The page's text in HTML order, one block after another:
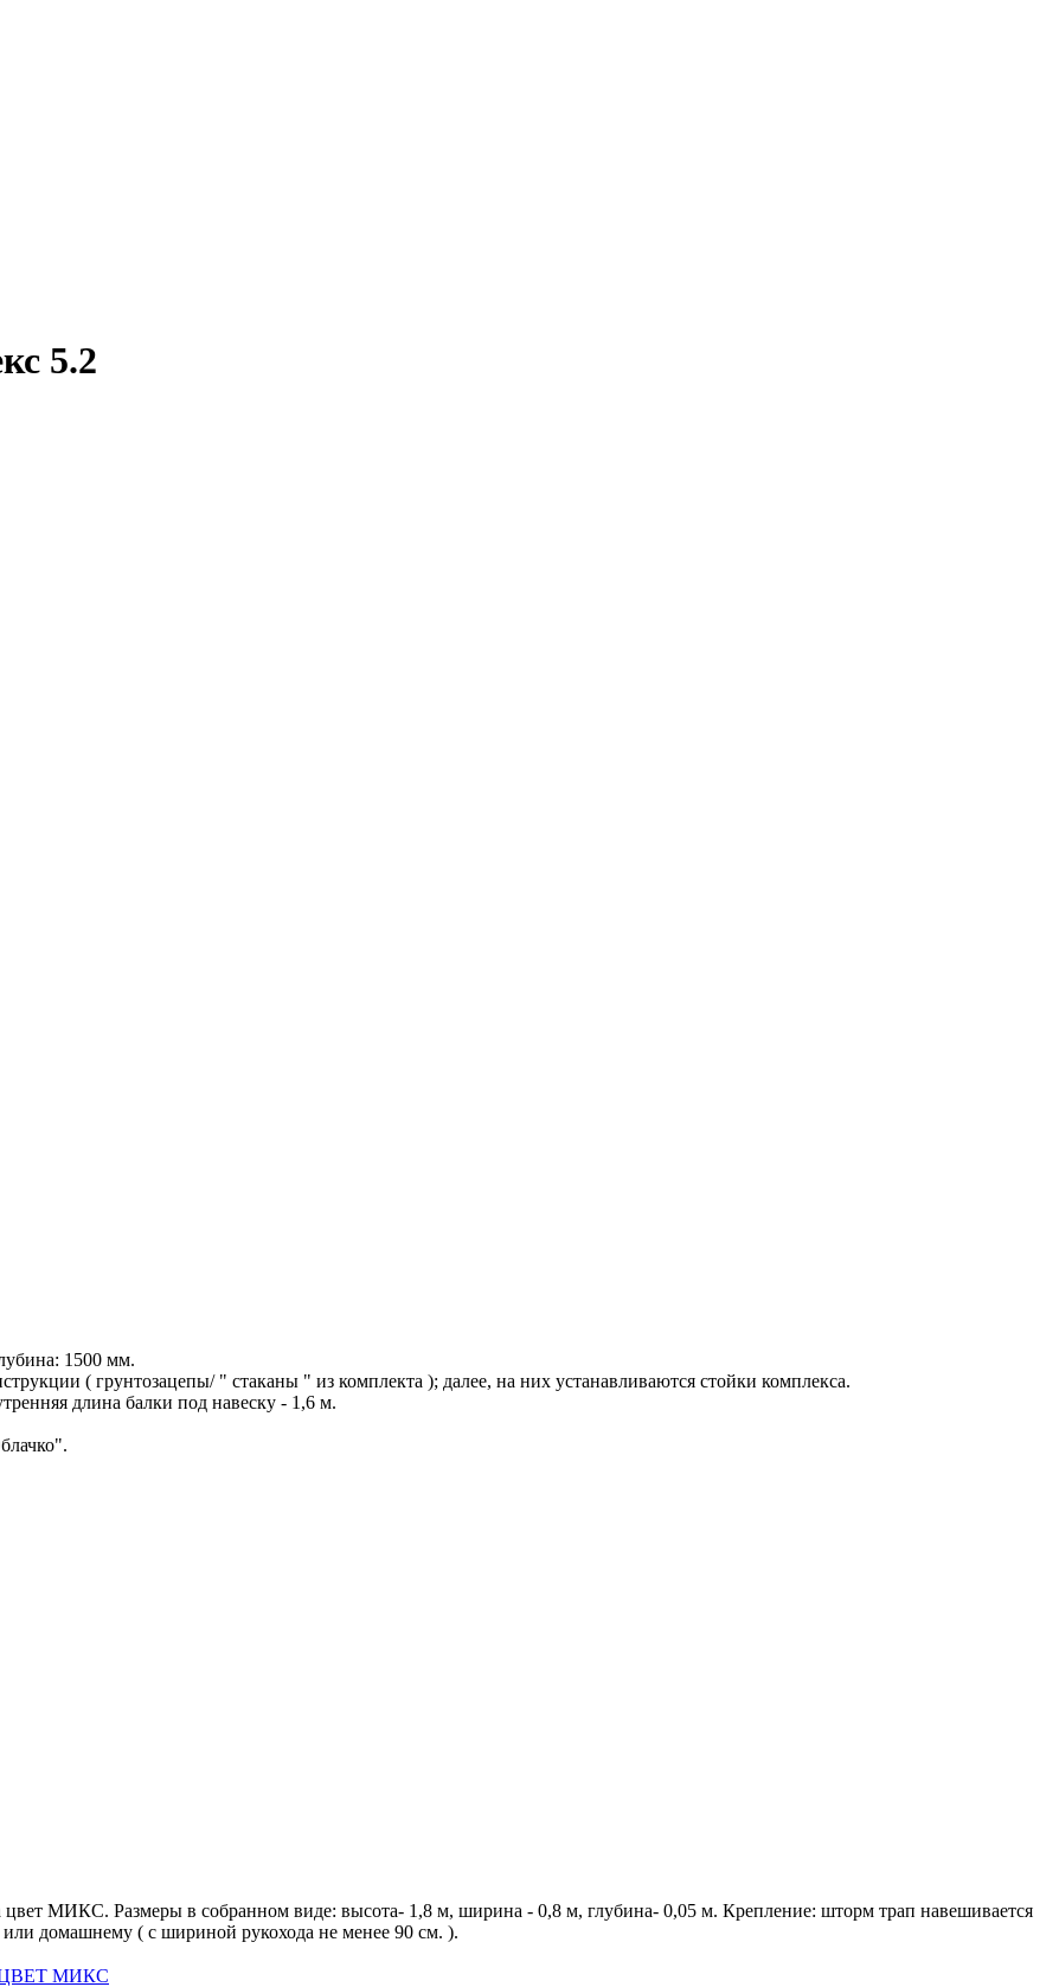
5.2
1500 мм.
( грунтозацепы/ " стаканы " из комплекта ); далее, на них устанавливаются стойки комплекса.
длина балки под навеску - 1,6 м.
цвет МИКС. Размеры в собранном виде: высота- 1,8 м, ширина - 0,8 м, глубина- 0,05 м. Крепление: шторм трап навешивается
домашнему ( с шириной рукохода не менее 90 см. ).
ЦВЕТ МИКС